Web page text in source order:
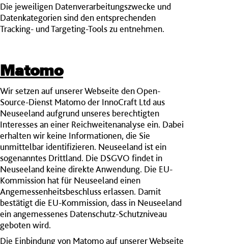
Die jeweiligen Datenverarbeitungszwecke und
Datenkategorien sind den entsprechenden
Tracking- und Targeting-Tools zu entnehmen.
Matomo
Wir setzen auf unserer Webseite den Open-
Source-Dienst Matomo der InnoCraft Ltd aus
Neuseeland aufgrund unseres berechtigten
Interesses an einer Reichweitenanalyse ein. Dabei
erhalten wir keine Informationen, die Sie
unmittelbar identifizieren. Neuseeland ist ein
sogenanntes Drittland. Die DSGVO findet in
Neuseeland keine direkte Anwendung. Die EU-
Kommission hat für Neuseeland einen
Angemessenheitsbeschluss erlassen. Damit
bestätigt die EU-Kommission, dass in Neuseeland
ein angemessenes Datenschutz-Schutzniveau
geboten wird.
Die Einbindung von Matomo auf unserer Webseite